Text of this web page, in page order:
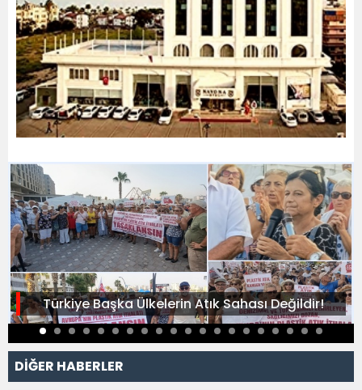
Türkiye Başka Ülkelerin Atık Sahası Değildir!
DİĞER HABERLER